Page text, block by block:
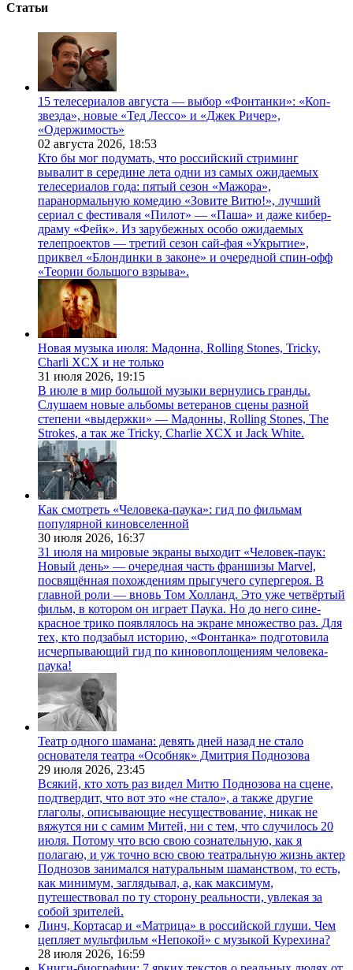
Статьи
15 телесериалов августа — выбор «Фонтанки»: «Коп-
звезда», новые «Тед Лессо» и «Джек Ричер»,
«Одержимость»
02 августа 2026, 18:53
Кто бы мог подумать, что российский стриминг
вывалит в середине лета одни из самых ожидаемых
телесериалов года: пятый сезон «Мажора»,
паранормальную комедию «Зовите Витю!», лучший
сериал с фестиваля «Пилот» — «Паша» и даже кибер-
драму «Фейк». Из зарубежных особо ожидаемых
телепроектов — третий сезон сай-фая «Укрытие»,
приквел «Блондинки в законе» и очередной спин-офф
«Теории большого взрыва».
Новая музыка июля: Мадонна, Rolling Stones, Tricky,
Charli XCX и не только
31 июля 2026, 19:15
В июле в мир большой музыки вернулись гранды.
Слушаем новые альбомы ветеранов сцены разной
степени «выдержки» — Мадонны, Rolling Stones, The
Strokes, а так же Tricky, Charlie XCX и Jack White.
Как смотреть «Человека-паука»: гид по фильмам
популярной киновселенной
30 июля 2026, 16:37
31 июля на мировые экраны выходит «Человек-паук:
Новый день» — очередная часть франшизы Marvel,
посвящённая похождениям прыгучего супергероя. В
главной роли — вновь Том Холланд. Это уже четвёртый
фильм, в котором он играет Паука. Но до него сине-
красное трико появлялось на экране множество раз. Для
тех, кто подзабыл историю, «Фонтанка» подготовила
исчерпывающий гид по киновоплощениям человека-
паука!
Театр одного шамана: девять дней назад не стало
основателя театра «Особняк» Дмитрия Поднозова
29 июля 2026, 23:45
Всякий, кто хоть раз видел Митю Поднозова на сцене,
подтвердит, что вот это «не стало», а также другие
глаголы, описывающие несуществование, никак не
вяжутся ни с самим Митей, ни с тем, что случилось 20
июля. Потому что всю свою сознательную, как я
полагаю, и уж точно всю свою театральную жизнь актер
Поднозов занимался натуральным шаманством, то есть,
как минимум, заглядывал, а, как максимум,
путешествовал по ту сторону реальности, увлекая за
собой зрителей.
Линч, Кортасар и «Матрица» в российской глуши. Чем
цепляет мультфильм «Непокой» с музыкой Курехина?
28 июля 2026, 16:59